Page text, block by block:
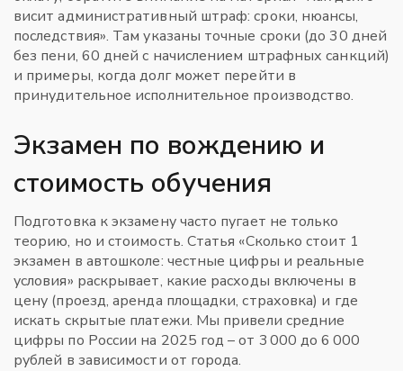
висит административный штраф: сроки, нюансы,
последствия». Там указаны точные сроки (до 30 дней
без пени, 60 дней с начислением штрафных санкций)
и примеры, когда долг может перейти в
принудительное исполнительное производство.
Экзамен по вождению и
стоимость обучения
Подготовка к экзамену часто пугает не только
теорию, но и стоимость. Статья «Сколько стоит 1
экзамен в автошколе: честные цифры и реальные
условия» раскрывает, какие расходы включены в
цену (проезд, аренда площадки, страховка) и где
искать скрытые платежи. Мы привели средние
цифры по России на 2025 год – от 3 000 до 6 000
рублей в зависимости от города.